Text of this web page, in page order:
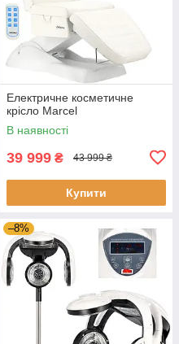
Електричне косметичне
крісло Marcel
В наявності
39 999 ₴ 43 999 ₴
Купити
–8%